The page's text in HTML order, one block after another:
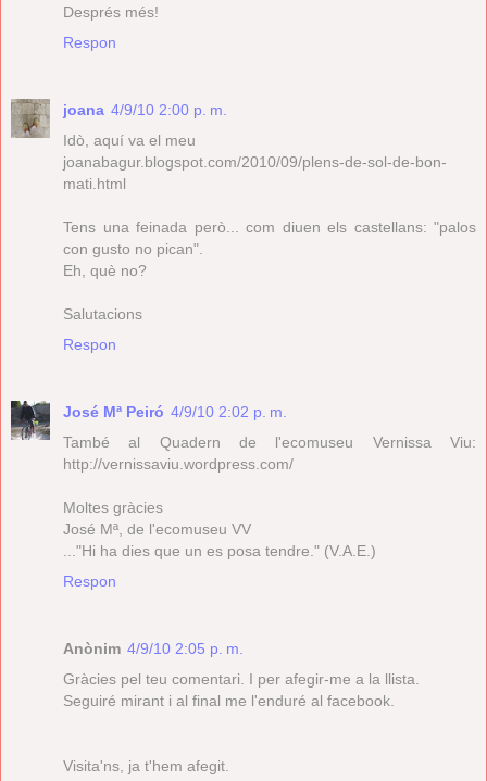
Després més!
Respon
joana 4/9/10 2:00 p. m.
Idò, aquí va el meu
joanabagur.blogspot.com/2010/09/plens-de-sol-de-bon-
mati.html
Tens una feinada però... com diuen els castellans: "palos
con gusto no pican".
Eh, què no?
Salutacions
Respon
José Mª Peiró 4/9/10 2:02 p. m.
També al Quadern de l'ecomuseu Vernissa Viu:
http://vernissaviu.wordpress.com/
Moltes gràcies
José Mª, de l'ecomuseu VV
..."Hi ha dies que un es posa tendre." (V.A.E.)
Respon
Anònim 4/9/10 2:05 p. m.
Gràcies pel teu comentari. I per afegir-me a la llista.
Seguiré mirant i al final me l'enduré al facebook.
Visita'ns, ja t'hem afegit.